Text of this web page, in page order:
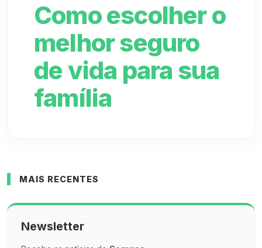
Como escolher o
melhor seguro
de vida para sua
família
MAIS RECENTES
Newsletter